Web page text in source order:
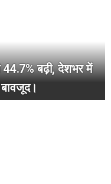
44.7% बढ़ी, देशभर में